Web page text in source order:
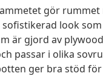
gör
look
är gjord av
passar i olika
ger bra stöd